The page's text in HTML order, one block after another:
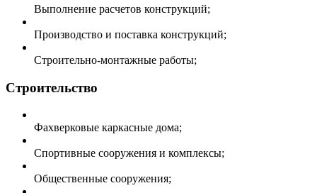
Выполнение расчетов конструкций;
Производство и поставка конструкций;
Строительно-монтажные работы;
Строительство
Фахверковые каркасные дома;
Спортивные сооружения и комплексы;
Общественные сооружения;